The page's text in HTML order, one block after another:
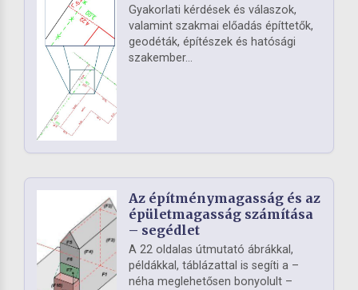
Gyakorlati kérdések és válaszok,
valamint szakmai előadás építtetők,
geodéták, építészek és hatósági
szakember...
Az építménymagasság és az
épületmagasság számítása
– segédlet
A 22 oldalas útmutató ábrákkal,
példákkal, táblázattal is segíti a –
néha meglehetősen bonyolult –